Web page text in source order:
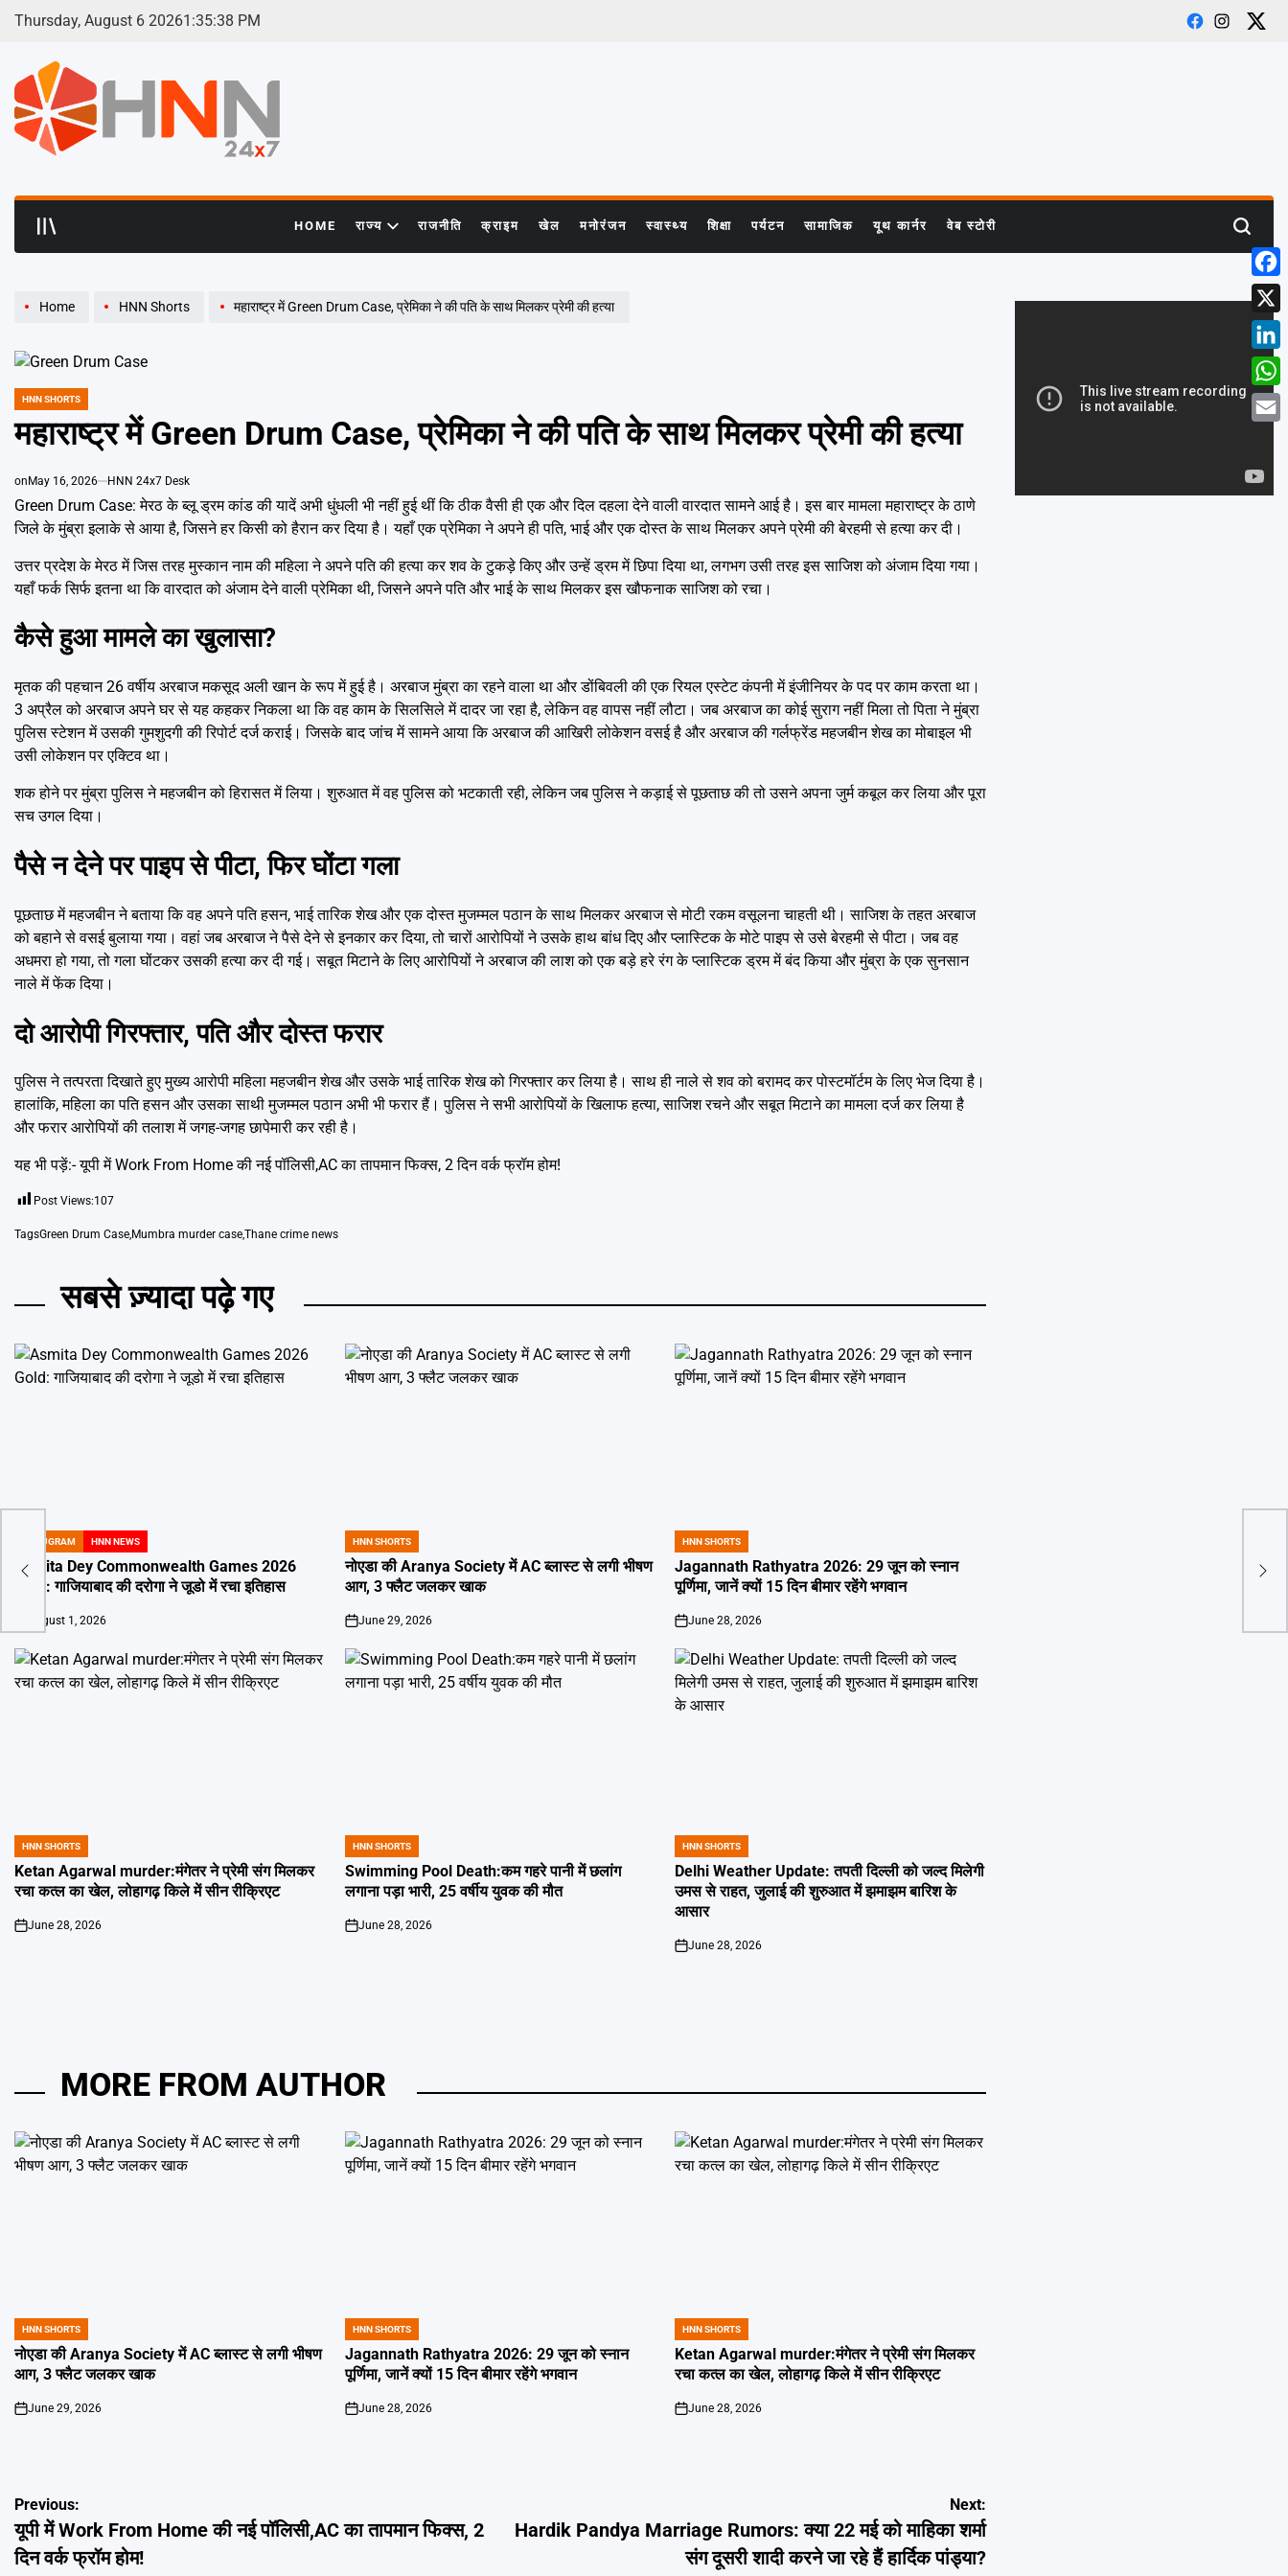
Skip
Thursday, August 6 20261 :35:38 PM
FacebookX
HOME राज्य राजनीति क्राइम खेल मनोरंजन स्वास्थ्य शिक्षा पर्यटन सामाजिक यूथ कार्नर वेब स्टोरी Search
Home HNN Shorts महाराष्ट्र में Green Drum Case, प्रेमिका ने की पति के साथ मिलकर प्रेमी की हत्या
POSTED
HNN SHORTS
महाराष्ट्र में Green Drum Case, प्रेमिका ने की पति के साथ मिलकर प्रेमी की हत्या
onMay 16, 2026 HNN 24x7 Desk
Green Drum Case: मेरठ के ब्लू ड्रम कांड की यादें अभी धुंधली भी नहीं हुई थीं कि ठीक वैसी ही एक और दिल दहला देने वाली वारदात सामने आई है। इस बार मामला महाराष्ट्र के ठाणे
जिले के मुंब्रा इलाके से आया है, जिसने हर किसी को हैरान कर दिया है। यहाँ एक प्रेमिका ने अपने ही पति, भाई और एक दोस्त के साथ मिलकर अपने प्रेमी की बेरहमी से हत्या कर दी।
उत्तर प्रदेश के मेरठ में जिस तरह मुस्कान नाम की महिला ने अपने पति की हत्या कर शव के टुकड़े किए और उन्हें ड्रम में छिपा दिया था, लगभग उसी तरह इस साजिश को अंजाम दिया गया।
यहाँ फर्क सिर्फ इतना था कि वारदात को अंजाम देने वाली प्रेमिका थी, जिसने अपने पति और भाई के साथ मिलकर इस खौफनाक साजिश को रचा।
कैसे हुआ मामले का खुलासा?
मृतक की पहचान 26 वर्षीय अरबाज मकसूद अली खान के रूप में हुई है। अरबाज मुंब्रा का रहने वाला था और डोंबिवली की एक रियल एस्टेट कंपनी में इंजीनियर के पद पर काम करता था।
3 अप्रैल को अरबाज अपने घर से यह कहकर निकला था कि वह काम के सिलसिले में दादर जा रहा है, लेकिन वह वापस नहीं लौटा। जब अरबाज का कोई सुराग नहीं मिला तो पिता ने मुंब्रा
पुलिस स्टेशन में उसकी गुमशुदगी की रिपोर्ट दर्ज कराई। जिसके बाद जांच में सामने आया कि अरबाज की आखिरी लोकेशन वसई है और अरबाज की गर्लफ्रेंड महजबीन शेख का मोबाइल भी
उसी लोकेशन पर एक्टिव था।
शक होने पर मुंब्रा पुलिस ने महजबीन को हिरासत में लिया। शुरुआत में वह पुलिस को भटकाती रही, लेकिन जब पुलिस ने कड़ाई से पूछताछ की तो उसने अपना जुर्म कबूल कर लिया और पूरा
सच उगल दिया।
पैसे न देने पर पाइप से पीटा, फिर घोंटा गला
पूछताछ में महजबीन ने बताया कि वह अपने पति हसन, भाई तारिक शेख और एक दोस्त मुजम्मल पठान के साथ मिलकर अरबाज से मोटी रकम वसूलना चाहती थी। साजिश के तहत अरबाज
को बहाने से वसई बुलाया गया। वहां जब अरबाज ने पैसे देने से इनकार कर दिया, तो चारों आरोपियों ने उसके हाथ बांध दिए और प्लास्टिक के मोटे पाइप से उसे बेरहमी से पीटा। जब वह
अधमरा हो गया, तो गला घोंटकर उसकी हत्या कर दी गई। सबूत मिटाने के लिए आरोपियों ने अरबाज की लाश को एक बड़े हरे रंग के प्लास्टिक ड्रम में बंद किया और मुंब्रा के एक सुनसान
नाले में फेंक दिया।
दो आरोपी गिरफ्तार, पति और दोस्त फरार
पुलिस ने तत्परता दिखाते हुए मुख्य आरोपी महिला महजबीन शेख और उसके भाई तारिक शेख को गिरफ्तार कर लिया है। साथ ही नाले से शव को बरामद कर पोस्टमॉर्टम के लिए भेज दिया है।
हालांकि, महिला का पति हसन और उसका साथी मुजम्मल पठान अभी भी फरार हैं। पुलिस ने सभी आरोपियों के खिलाफ हत्या, साजिश रचने और सबूत मिटाने का मामला दर्ज कर लिया है
और फरार आरोपियों की तलाश में जगह-जगह छापेमारी कर रही है।
यह भी पड़ें:-यूपी में Work From Home की नई पॉलिसी,AC का तापमान फिक्स, 2 दिन वर्क फ्रॉम होम!
Post Views:107
TagsGreen Drum Case,Mumbra murder case,Thane crime news
सबसे ज़्यादा पढ़े गए
POSTED
GURUGRAM HNN NEWS
Asmita Dey Commonwealth Games 2026
Gold: गाजियाबाद की दरोगा ने जूडो में रचा इतिहास
on
August 1, 2026
POSTED
IN
HNN SHORTS
नोएडा की Aranya Society में AC ब्लास्ट से लगी भीषण
आग, 3 फ्लैट जलकर खाक
on
June 29, 2026
POSTED
IN
HNN SHORTS
Jagannath Rathyatra 2026: 29 जून को स्नान
पूर्णिमा, जानें क्यों 15 दिन बीमार रहेंगे भगवान
on
June 28, 2026
POSTED
IN
HNN SHORTS
Ketan Agarwal murder:मंगेतर ने प्रेमी संग मिलकर
रचा कत्ल का खेल, लोहागढ़ किले में सीन रीक्रिएट
on
June 28, 2026
POSTED
IN
HNN SHORTS
Swimming Pool Death:कम गहरे पानी में छलांग
लगाना पड़ा भारी, 25 वर्षीय युवक की मौत
on
June 28, 2026
POSTED
IN
HNN SHORTS
Delhi Weather Update: तपती दिल्ली को जल्द मिलेगी
उमस से राहत, जुलाई की शुरुआत में झमाझम बारिश के
आसार
on
June 28, 2026
MORE FROM AUTHOR
POSTED
IN
HNN SHORTS
नोएडा की Aranya Society में AC ब्लास्ट से लगी भीषण
आग, 3 फ्लैट जलकर खाक
on
June 29, 2026
POSTED
IN
HNN SHORTS
Jagannath Rathyatra 2026: 29 जून को स्नान
पूर्णिमा, जानें क्यों 15 दिन बीमार रहेंगे भगवान
on
June 28, 2026
POSTED
IN
HNN SHORTS
Ketan Agarwal murder:मंगेतर ने प्रेमी संग मिलकर
रचा कत्ल का खेल, लोहागढ़ किले में सीन रीक्रिएट
on
June 28, 2026
क्या
Post
navigation
Previous:
यूपी में Work From Home की नई पॉलिसी,AC का तापमान फिक्स, 2
दिन वर्क फ्रॉम होम!
Next:
Hardik Pandya Marriage Rumors: क्या 22 मई को माहिका शर्मा
संग दूसरी शादी करने जा रहे हैं हार्दिक पांड्या?
X